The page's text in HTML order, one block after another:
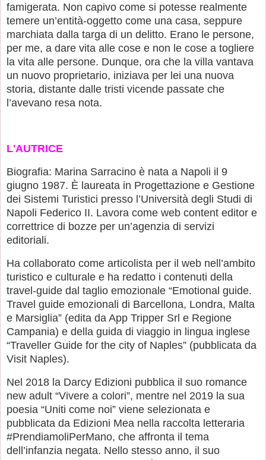
famigerata. Non capivo come si potesse realmente
temere un’entità-oggetto come una casa, seppure
marchiata dalla targa di un delitto. Erano le persone,
per me, a dare vita alle cose e non le cose a togliere
la vita alle persone. Dunque, ora che la villa vantava
un nuovo proprietario, iniziava per lei una nuova
storia, distante dalle tristi vicende passate che
l’avevano resa nota.
L'AUTRICE
Biografia: Marina Sarracino è nata a Napoli il 9
giugno 1987. È laureata in Progettazione e Gestione
dei Sistemi Turistici presso l’Università degli Studi di
Napoli Federico II. Lavora come web content editor e
correttrice di bozze per un’agenzia di servizi
editoriali.
Ha collaborato come articolista per il web nell’ambito
turistico e culturale e ha redatto i contenuti della
travel-guide dal taglio emozionale “Emotional guide.
Travel guide emozionali di Barcellona, Londra, Malta
e Marsiglia” (edita da App Tripper Srl e Regione
Campania) e della guida di viaggio in lingua inglese
“Traveller Guide for the city of Naples” (pubblicata da
Visit Naples).
Nel 2018 la Darcy Edizioni pubblica il suo romance
new adult “Vivere a colori”, mentre nel 2019 la sua
poesia “Uniti come noi” viene selezionata e
pubblicata da Edizioni Mea nella raccolta letteraria
#PrendiamoliPerMano, che affronta il tema
dell’infanzia negata. Nello stesso anno, il suo